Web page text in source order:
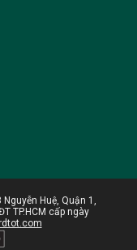
Huệ, Quận 1,
TP.HCM cấp ngày